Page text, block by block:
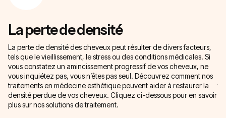
La perte de densité
La perte de densité des cheveux peut résulter de divers facteurs,
tels que le vieillissement, le stress ou des conditions médicales. Si
vous constatez un amincissement progressif de vos cheveux, ne
vous inquiétez pas, vous n’êtes pas seul. Découvrez comment nos
traitements en médecine esthétique peuvent aider à restaurer la
densité perdue de vos cheveux. Cliquez ci-dessous pour en savoir
plus sur nos solutions de traitement.